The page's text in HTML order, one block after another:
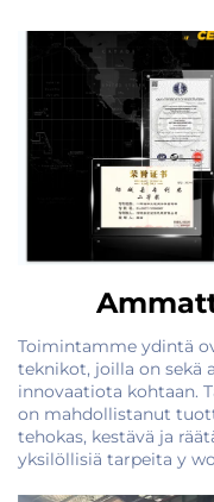
Toimintamme ydintä
teknikot, joilla on
innovaatiota kohtaan.
on mahdollistanut
tehokas, kestävä ja
yksilöllisiä tarpeita y